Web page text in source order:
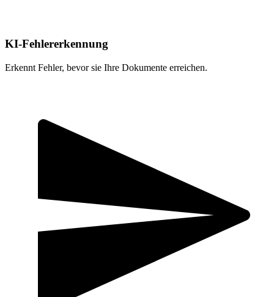
KI-Fehlererkennung
Erkennt Fehler, bevor sie Ihre Dokumente erreichen.